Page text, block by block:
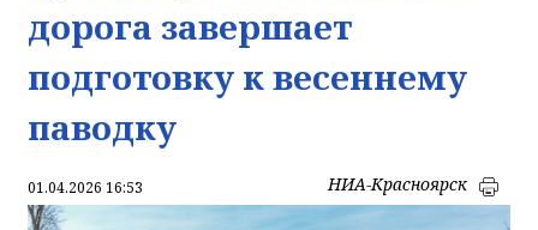
дорога завершает
подготовку к весеннему
паводку
01.04.2026 16:53 НИА-Красноярск